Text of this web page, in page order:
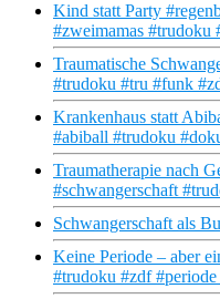
Kind statt Party
#zweimamas #trudoku
Traumatische
#trudoku #tru #funk
Krankenhaus statt
#abiball #trudoku
Traumatherapie nach
#schwangerschaft
Schwangerschaft als
Keine Periode – aber
#trudoku #zdf #periode